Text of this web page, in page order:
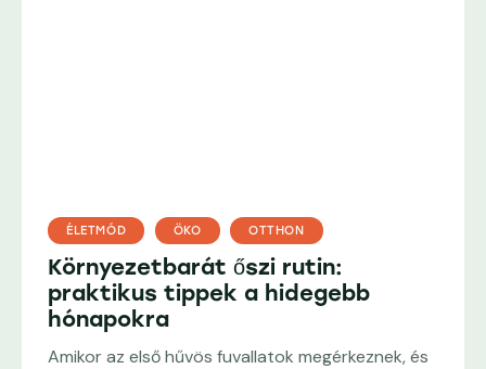
ÉLETMÓD ÖKO OTTHON
Környezetbarát őszi rutin:
praktikus tippek a hidegebb
hónapokra
Amikor az első hűvös fuvallatok megérkeznek, és